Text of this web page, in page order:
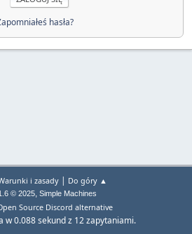
hasła?
i zasady| Do góry ▲
© 2025, Simple Machines
Source Discord alternative
w 0.088 sekund z 12 zapytaniami.